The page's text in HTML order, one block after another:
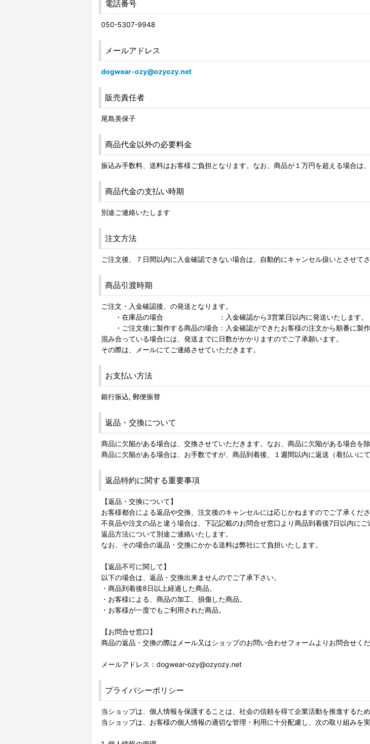
電話番号
050-5307-9948
メールアドレス
dogwear-ozy@ozyozy.net
販売責任者
尾島美保子
商品代金以外の必要料金
振込み手数料、送料はお客様ご負担となります。なお、商品が１万円を超える場合は、
商品代金の支払い時期
別途ご連絡いたします
注文方法
ご注文後、７日間以内に入金確認できない場合は、自動的にキャンセル扱いとさせてさ
商品引渡時期
ご注文・入金確認後、の発送となります。
・在庫品の場合 ：入金確認から3営業日以内に発送いたします。
・ご注文後に製作する商品の場合：入金確認ができたお客様の注文から順番に製作
混み合っている場合には、発送までに日数がかかりますのでご了承願います。
その際は、メールにてご連絡させていただきます。
お支払い方法
銀行振込, 郵便振替
返品・交換について
商品に欠陥がある場合は、交換させていただきます。なお、商品に欠陥がある場合を
商品に欠陥がある場合は、お手数ですが、商品到着後、１週間以内に返送（着払いに
返品特約に関する重要事項
【返品・交換について】
お客様都合による返品や交換、注文後のキャンセルには応じかねますのでご了承くださ
不良品や注文の品と違う場合は、下記記載のお問合せ窓口より商品到着後7日以内にご
返品方法について別途ご連絡いたします。
なお、その場合の返品・交換にかかる送料は弊社にて負担いたします。
【返品不可に関して】
以下の場合は、返品・交換出来ませんのでご了承下さい。
・商品到着後8日以上経過した商品。
・お客様による、商品の加工、損傷した商品。
・お客様が一度でもご利用された商品。
【お問合せ窓口】
商品の返品・交換の際はメール又はショップのお問い合わせフォームよりお問合せくだ
メールアドレス：dogwear-ozy@ozyozy.net
プライバシーポリシー
当ショップは、個人情報を保護することは、社会の信頼を得て企業活動を推進するた
当ショップは、お客様の個人情報の適切な管理・利用に十分配慮し、次の取り組みを実